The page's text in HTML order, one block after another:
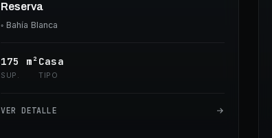
Reserva
◦ Bahía Blanca
175 m²
SUP.
Casa
TIPO
VER DETALLE